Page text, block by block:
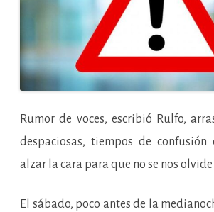
Rumor de voces, escribió Rulfo,
despaciosas, tiempos de
alzar la cara para que no se nos olvide
El sábado, poco antes de la